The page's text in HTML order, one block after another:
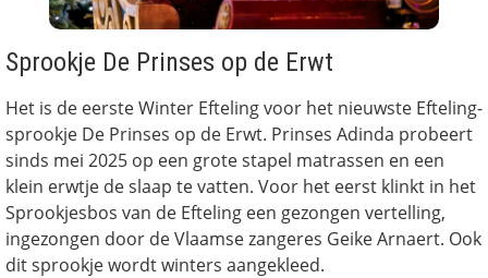
Sprookje De Prinses op de Erwt
Het is de eerste Winter Efteling voor het nieuwste Efteling-
sprookje De Prinses op de Erwt. Prinses Adinda probeert
sinds mei 2025 op een grote stapel matrassen en een
klein erwtje de slaap te vatten. Voor het eerst klinkt in het
Sprookjesbos van de Efteling een gezongen vertelling,
ingezongen door de Vlaamse zangeres Geike Arnaert. Ook
dit sprookje wordt winters aangekleed.